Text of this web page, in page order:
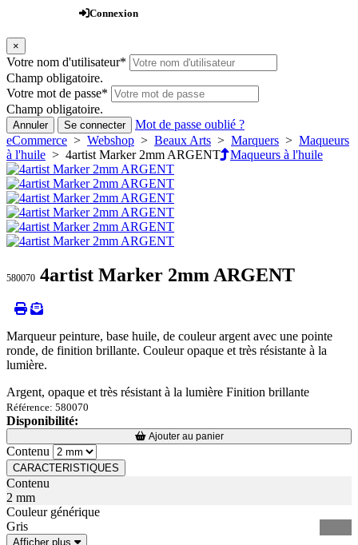
Connexion
×
Votre nom d'utilisateur*
Champ obligatoire.
Votre mot de passe*
Champ obligatoire.
Annuler Se connecter
Mot de passe oublié ?
eCommerce > Webshop > Beaux Arts > Marquers > Maqueurs
à l'huile > 4artist Marker 2mm ARGENT Maqueurs à l'huile
580070 4artist Marker 2mm ARGENT
Marqueur peinture, base huile, de couleur argent avec une pointe
ronde, de finition brillante. Couleur opaque et très résistante à la
lumière.
Argent, opaque et très résistant à la lumière Finition brillante
Référence: 580070
Disponibilité:
Loading...
Loading... Ajouter au panier
Contenu
CARACTERISTIQUES
Contenu
2 mm
Couleur générique
Gris
Afficher plus